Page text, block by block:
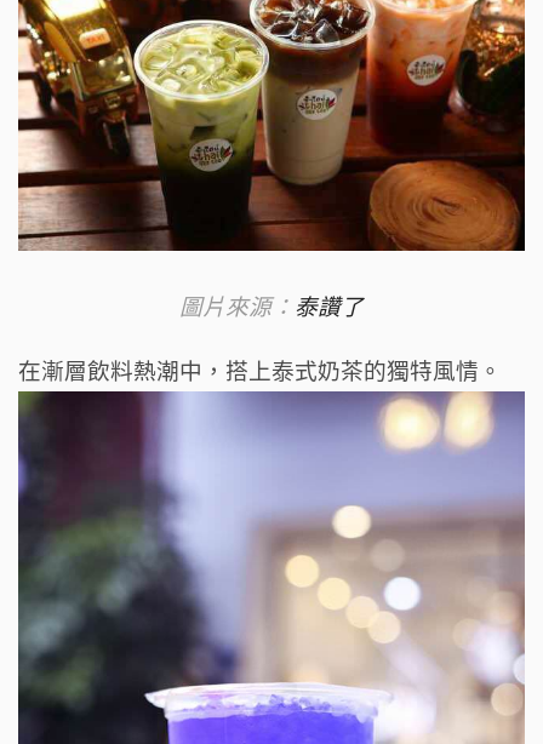
圖片來源： 泰讚了
在漸層飲料熱潮中，搭上泰式奶茶的獨特風情。